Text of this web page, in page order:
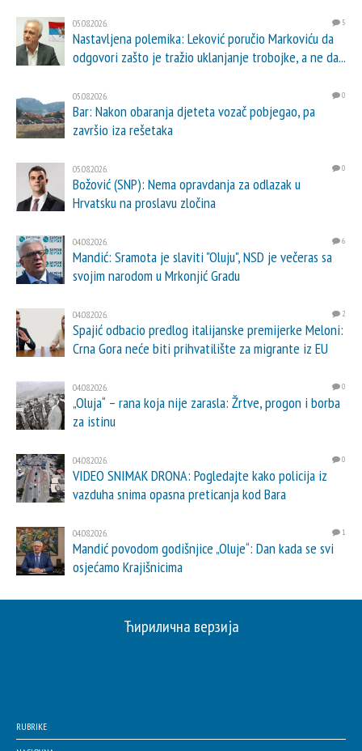
05.08.2026. 5
Nastavljena polemika: Leković poručio Markoviću da
odgovori zašto je tražio uklanjanje trobojke, a ne da...
05.08.2026. 0
Bar: Nakon obaranja djeteta vozač pobjegao, pa
završio iza rešetaka
05.08.2026. 0
Božović (SNP): Nema opravdanja za odlazak u
Hrvatsku na proslavu zločina
04.08.2026. 6
Mandić: Sramota je slaviti "Oluju", NSD je večeras sa
svojim narodom u Mrkonjić Gradu
04.08.2026. 2
Spajić odbacio predlog italijanske premijerke Meloni:
Crna Gora neće biti prihvatilište za migrante iz EU
04.08.2026. 0
„Oluja“ – rana koja nije zarasla: Žrtve, progon i borba
za istinu
04.08.2026. 0
VIDEO SNIMAK DRONA: Pogledajte kako policija iz
vazduha snima opasna preticanja kod Bara
04.08.2026. 1
Mandić povodom godišnjice „Oluje“: Dan kada se svi
osjećamo Krajišnicima
Ћирилична верзија
RUBRIKE